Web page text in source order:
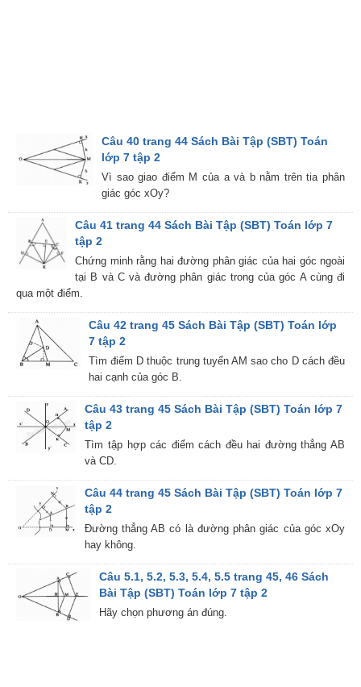
Câu 40 trang 44 Sách Bài Tập (SBT) Toán
lớp 7 tập 2
Vì sao giao điểm M của a và b nằm trên tia phân
giác góc xOy?
Câu 41 trang 44 Sách Bài Tập (SBT) Toán lớp 7
tập 2
Chứng minh rằng hai đường phân giác của hai góc ngoài
tại B và C và đường phân giác trong của góc A cùng đi
qua một điểm.
Câu 42 trang 45 Sách Bài Tập (SBT) Toán lớp
7 tập 2
Tìm điểm D thuộc trung tuyến AM sao cho D cách đều
hai cạnh của góc B.
Câu 43 trang 45 Sách Bài Tập (SBT) Toán lớp 7
tập 2
Tìm tập hợp các điểm cách đều hai đường thẳng AB
và CD.
Câu 44 trang 45 Sách Bài Tập (SBT) Toán lớp 7
tập 2
Đường thẳng AB có là đường phân giác của góc xOy
hay không.
Câu 5.1, 5.2, 5.3, 5.4, 5.5 trang 45, 46 Sách
Bài Tập (SBT) Toán lớp 7 tập 2
Hãy chọn phương án đúng.